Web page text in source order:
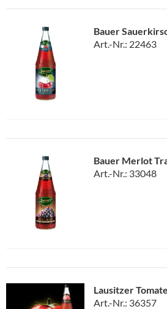
Bauer
Art.-Nr.: 22463
Bauer Merlot
Art.-Nr.: 33048
Lausitzer
Art.-Nr.: 36357